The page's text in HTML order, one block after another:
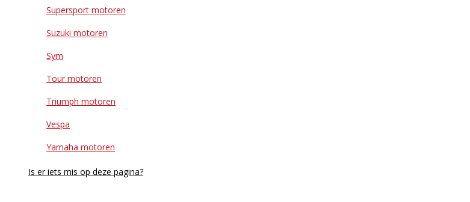
Supersport motoren
Suzuki motoren
Sym
Tour motoren
Triumph motoren
Vespa
Yamaha motoren
Is er iets mis op deze pagina?